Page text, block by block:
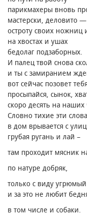
парикмахеры вновь
мастерски, деловито —
остроту своих ножниц
на хвостах и ушах
бедолаг подзаборных.
И палец твой снова
и ты с замиранием
вот сейчас позовет
просыпайся, сынок,
скоро десять на наших
Словно тихие эти
в дом врывается с
грубая ругань и лай –
там проходит мясник
по натуре добряк,
только с виду
и за это не любит
в том числе и собаки.